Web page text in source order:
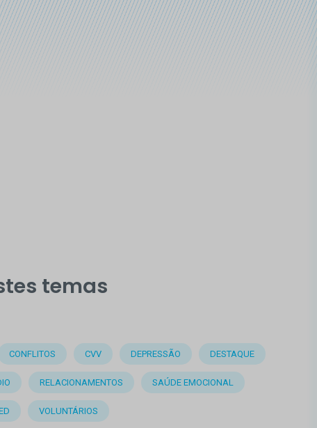
temas
CONFLITOS CVV DEPRESSÃO DESTAQUE
RELACIONAMENTOS SAÚDE EMOCIONAL
VOLUNTÁRIOS